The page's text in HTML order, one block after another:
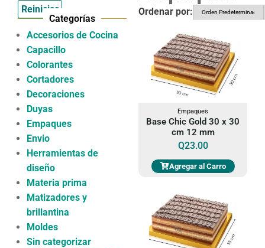
Ordenar por:
Empaques
Base Chic Gold 30 x 30
cm 12 mm
Q23.00
Agregar al Carro
Reiniciar
Categorías
Accesorios de Cocina
Capacillo
Colorantes
Cortadores
Decoraciones
Duyas
Empaques
Envio
Herramientas de
diseño
Materia prima
Matizadores y
brillantina
Moldes
Sin categorizar